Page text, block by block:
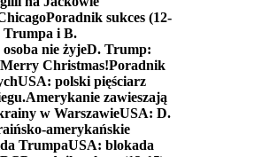
Poradnik sukces (12-
Trumpa i B.
nie żyjeD. Trump:
Merry Christmas!Poradnik
USA: polski pięściarz
Amerykanie zawieszają
w WarszawieUSA: D.
amerykańskie
TrumpaUSA: blokada